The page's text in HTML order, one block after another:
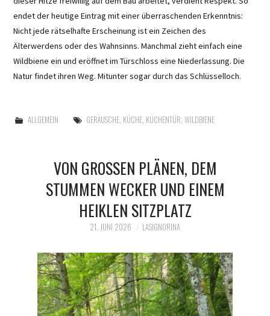
endet der heutige Eintrag mit einer überraschenden Erkenntnis:
Nicht jede rätselhafte Erscheinung ist ein Zeichen des
Älterwerdens oder des Wahnsinns. Manchmal zieht einfach eine
Wildbiene ein und eröffnet im Türschloss eine Niederlassung. Die
Natur findet ihren Weg. Mitunter sogar durch das Schlüsselloch.
ALLGEMEIN GERÄUSCHE, KÜCHE, KÜCHENTÜR WILDBIENE
VON GROSSEN PLÄNEN, DEM S
TUMMEN WECKER UND EINEM H
EIKLEN SITZPLATZ
21. JUNI 2026 LASIGNORINA